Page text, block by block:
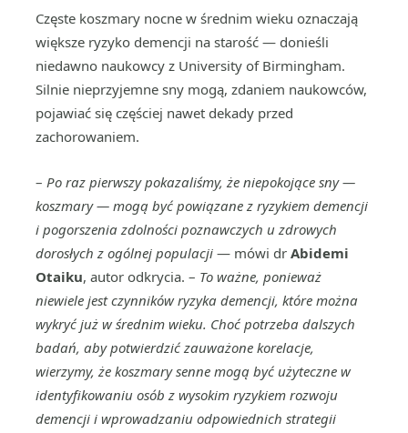
Częste koszmary nocne w średnim wieku oznaczają
większe ryzyko demencji na starość — donieśli
niedawno naukowcy z University of Birmingham.
Silnie nieprzyjemne sny mogą, zdaniem naukowców,
pojawiać się częściej nawet dekady przed
zachorowaniem.
– Po raz pierwszy pokazaliśmy, że niepokojące sny —
koszmary — mogą być powiązane z ryzykiem demencji
i pogorszenia zdolności poznawczych u zdrowych
dorosłych z ogólnej populacji — mówi dr Abidemi
Otaiku, autor odkrycia. – To ważne, ponieważ
niewiele jest czynników ryzyka demencji, które można
wykryć już w średnim wieku. Choć potrzeba dalszych
badań, aby potwierdzić zauważone korelacje,
wierzymy, że koszmary senne mogą być użyteczne w
identyfikowaniu osób z wysokim ryzykiem rozwoju
demencji i wprowadzaniu odpowiednich strategii